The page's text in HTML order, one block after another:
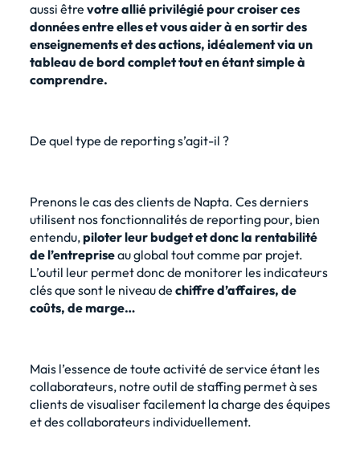
aussi être votre allié privilégié pour croiser ces
données entre elles et vous aider à en sortir des
enseignements et des actions, idéalement via un
tableau de bord complet tout en étant simple à
comprendre.
De quel type de reporting s’agit-il ?
Prenons le cas des clients de Napta. Ces derniers
utilisent nos fonctionnalités de reporting pour, bien
entendu,piloter leur budget et donc la rentabilité
de l’entrepriseau global tout comme par projet.
L’outil leur permet donc de monitorer les indicateurs
clés que sont le niveau de chiffre d’affaires, de
coûts, de marge…
Mais l’essence de toute activité de service étant les
collaborateurs, notre outil de staffingpermet à ses
clients de visualiser facilement la charge des équipes
et des collaborateurs individuellement.